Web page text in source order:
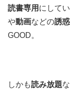
読書専用 にして
や動画などの誘
GOOD。
しかも読み放題